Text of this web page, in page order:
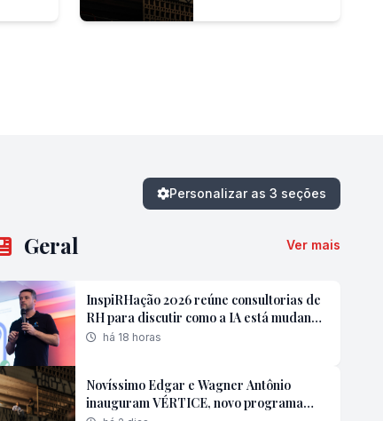
programa anual de
tecnologia.
Personalizar as 3 seções
Geral Ver mais
InspiRHação 2026 reúne consultorias de
RH para discutir como a IA está mudando
a forma de contratar
há 18 horas
Novíssimo Edgar e Wagner Antônio
inauguram VÉRTICE, novo programa